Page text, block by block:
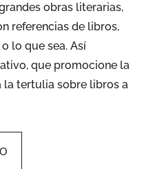
obras literarias,
referencias de libros,
lo que sea. Así
que promocione la
la tertulia sobre libros a